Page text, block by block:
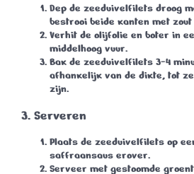
Dep de zeeduivelfilets droog
bestrooi beide kanten met
Verhit de olijfolie en boter in
middelhoog vuur.
Bak de zeeduivelfilets 3-4
afhankelijk van de dikte, tot
zijn.
3. Serveren
Plaats de zeeduivelfilets op
saffraansaus erover.
Serveer met gestoomde